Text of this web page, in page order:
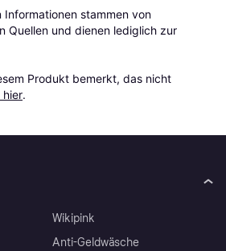
Informationen stammen von
Quellen und dienen lediglich zur
Produkt bemerkt, das nicht
hier.
Wikipink
Anti-Geldwäsche